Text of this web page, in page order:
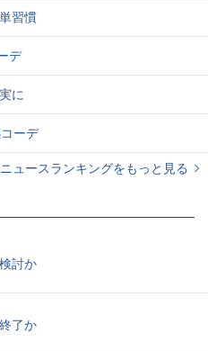
習慣
デ
に
ーデ
ュースランキングをもっと見る
討か
了か